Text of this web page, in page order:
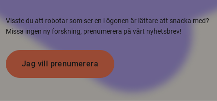
Visste du att robotar som ser en i ögonen är lättare att snacka med?
Missa ingen ny forskning, prenumerera på vårt nyhetsbrev!
Jag vill prenumerera